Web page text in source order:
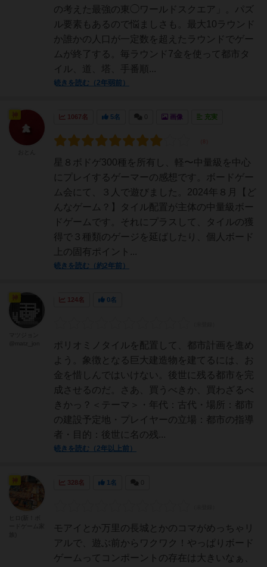
の考えた最強の東◯ワールドスクエア」。パズ
ル要素もあるので悩ましさも。最大10ラウンド
か誰かの人口が一定数を超えたラウンドでゲー
ムが終了する。毎ラウンド7金を使って都市タ
イル、道、塔、手番順...
続きを読む（2年弱前）
1067名 5名 画像 充実
星８ボドゲ300種を所有し、軽〜中量級を中心
にプレイするゲーマーの感想です。ボードゲー
ム会にて、３人で遊びました。2024年８月【ど
んなゲーム？】タイル配置が主体の中量級ボー
ドゲームです。それにプラスして、タイルの獲
得で３種類のゲージを延ばしたり、個人ボード
上の固有ポイント...
続きを読む（約2年前）
124名 0名
ポリオミノタイルを配置して、都市計画を進め
よう。象徴となる巨大建造物を建てるには、お
金を惜しんではいけない。後世に残る都市を完
成させるのだ。さあ、買うべきか、買わざるべ
きかっ？＜テーマ＞・年代：古代・場所：都市
の建設予定地・プレイヤーの立場：都市の指導
者・目的：後世に名の残...
続きを読む（2年以上前）
328名 1名
モアイとか万里の長城とかのコマがめっちゃリ
アルで、遊ぶ前からワクワク！やっぱりボード
ゲームってコンポーントの存在は大きいなぁ、